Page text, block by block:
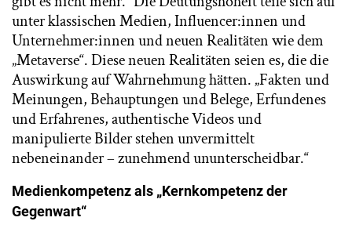
unter klassischen Medien, Influencer:innen und
Unternehmer:innen und neuen Realitäten wie dem
„Metaverse“. Diese neuen Realitäten seien es, die die
Auswirkung auf Wahrnehmung hätten. „Fakten und
Meinungen, Behauptungen und Belege, Erfundenes
und Erfahrenes, authentische Videos und
manipulierte Bilder stehen unvermittelt
nebeneinander – zunehmend ununterscheidbar.“
Medienkompetenz als „Kernkompetenz der
Gegenwart“